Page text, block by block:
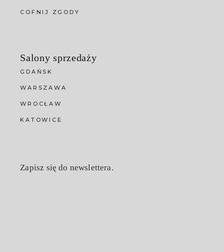
COFNIJ ZGODY
Salony sprzedaży
GDAŃSK
WARSZAWA
WROCŁAW
KATOWICE
Zapisz się do newslettera.